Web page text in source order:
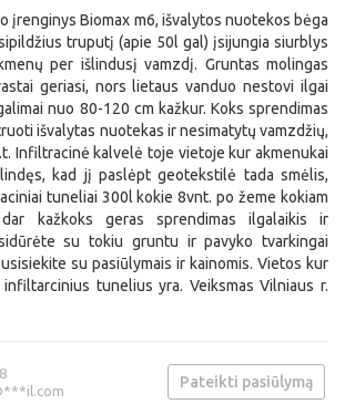
įrenginys Biomax m6, išvalytos nuotekos bėga
truputį (apie 50l gal) įsijungia siurblys
per išlindusį vamzdį. Gruntas molingas
geriasi, nors lietaus vanduo nestovi ilgai
nuo 80-120 cm kažkur. Koks sprendimas
išvalytas nuotekas ir nesimatytų vamzdžių,
Infiltracinė kalvelė toje vietoje kur akmenukai
kad jį paslėpt geotekstilė tada smėlis,
tuneliai 300l kokie 8vnt. po žeme kokiam
kažkoks geras sprendimas ilgalaikis ir
su tokiu gruntu ir pavyko tvarkingai
su pasiūlymais ir kainomis. Vietos kur
tunelius yra. Veiksmas Vilniaus r.
Pateikti pasiūlymą